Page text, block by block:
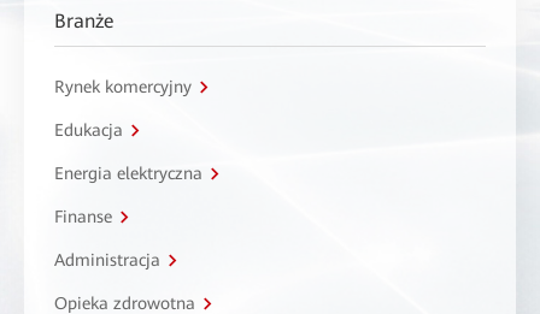
Branże
Rynek komercyjny
Edukacja
Energia elektryczna
Finanse
Administracja
Opieka zdrowotna